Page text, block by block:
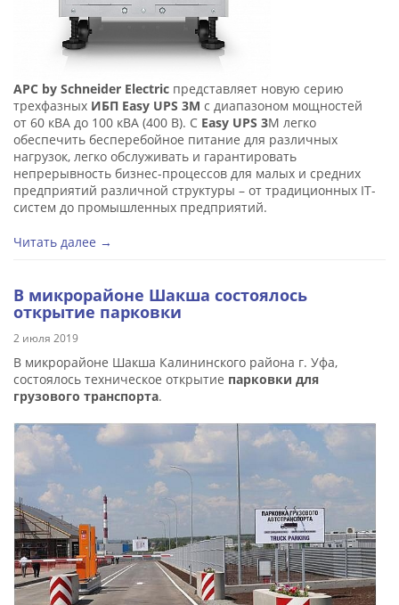
APC by Schneider Electric представляет новую серию
трехфазных ИБП Easy UPS 3M с диапазоном мощностей
от 60 кВА до 100 кВА (400 В). С Easy UPS 3M легко
обеспечить бесперебойное питание для различных
нагрузок, легко обслуживать и гарантировать
непрерывность бизнес-процессов для малых и средних
предприятий различной структуры – от традиционных IT-
систем до промышленных предприятий.
Читать далее →
В микрорайоне Шакша состоялось
открытие парковки
2 июля 2019
В микрорайоне Шакша Калининского района г. Уфа,
состоялось техническое открытие парковки для
грузового транспорта.